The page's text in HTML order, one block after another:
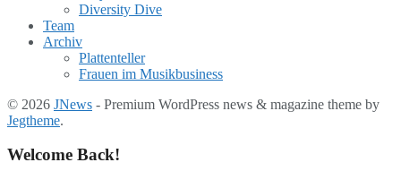
Diversity Dive
Team
Archiv
Plattenteller
Frauen im Musikbusiness
© 2026 JNews - Premium WordPress news & magazine theme by
Jegtheme.
Welcome Back!